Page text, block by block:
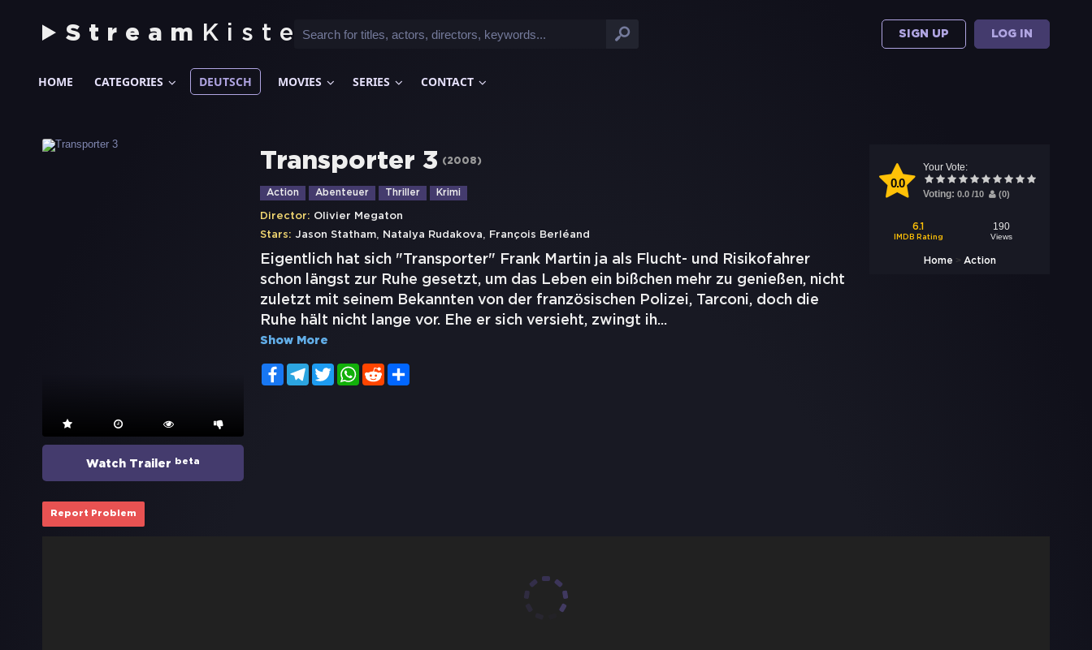
Stream Kiste SIGN UP LOG IN
HOME CATEGORIES DEUTSCH MOVIES SERIES CONTACT
Watch Trailer beta
0.0
Your Vote:
Voting: 0.0 /10 (0)
6.1
IMDB Rating
190
Views
Home > Action
Transporter 3 (2008)
Action Abenteuer Thriller Krimi
Director: Olivier Megaton
Stars: Jason Statham, Natalya Rudakova, François Berléand
Eigentlich hat sich "Transporter" Frank Martin ja als Flucht- und Risikofahrer
schon längst zur Ruhe gesetzt, um das Leben ein bißchen mehr zu genießen, nicht
zuletzt mit seinem Bekannten von der französischen Polizei, Tarconi, doch die
Ruhe hält nicht lange vor. Ehe er sich versieht, zwingt ih...
Show More
FacebookTelegramTwitterWhatsApp
Reddit
Report Problem